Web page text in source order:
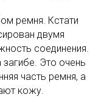
ремня. Кстати
двумя
соединения.
загибе. Это очень
часть ремня, а
кожу.